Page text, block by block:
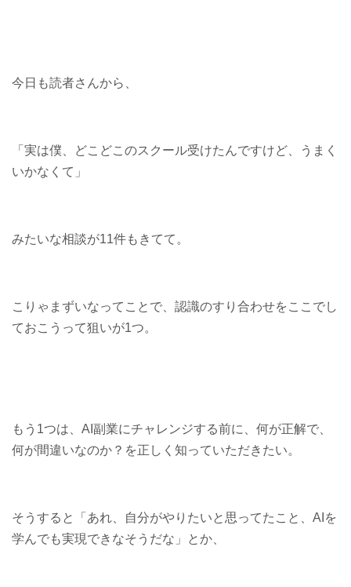
今日も読者さんから、
「実は僕、どこどこのスクール受けたんですけど、うまく
いかなくて」
みたいな相談が11件もきてて。
こりゃまずいなってことで、認識のすり合わせをここでし
ておこうって狙いが1つ。
もう1つは、AI副業にチャレンジする前に、何が正解で、
何が間違いなのか？を正しく知っていただきたい。
そうすると「あれ、自分がやりたいと思ってたこと、AIを
学んでも実現できなそうだな」とか、